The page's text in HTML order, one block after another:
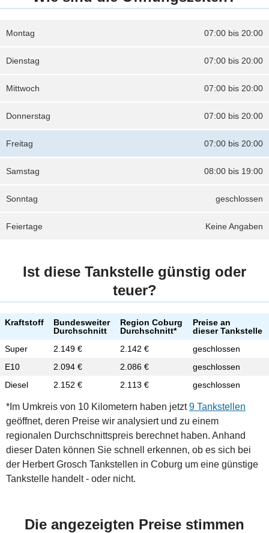
07:00 bis 20:00
Montag
07:00 bis 20:00
Dienstag
07:00 bis 20:00
Mittwoch
07:00 bis 20:00
Donnerstag
07:00 bis 20:00
Freitag
08:00 bis 19:00
Samstag
geschlossen
Sonntag
Keine Angaben
Feiertage
Ist diese Tankstelle günstig oder
teuer?
Kraftstoff
Bundesweiter
Durchschnitt
Region Coburg
Durchschnitt*
Preise an
dieser Tankstelle
Super
2.149 € 2.142 €
geschlossen
E10
2.094 € 2.086 €
geschlossen
Diesel
2.152 € 2.113 € geschlossen
*Im Umkreis von 10 Kilometern haben jetzt9 Tankstellen
geöffnet, deren Preise wir analysiert und zu einem
regionalen Durchschnittspreis berechnet haben. Anhand
dieser Daten können Sie schnell erkennen, ob es sich bei
der Herbert Grosch Tankstellen in Coburg um eine günstige
Tankstelle handelt - oder nicht.
Die angezeigten Preise stimmen